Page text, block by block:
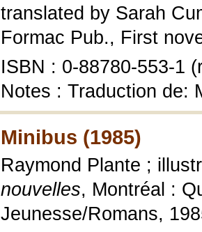
translated by Sarah
Formac Pub., First
ISBN : 0-88780-553-1
Notes : Traduction de:
Minibus (1985)
Raymond Plante ;
nouvelles, Montréal :
Jeunesse/Romans,